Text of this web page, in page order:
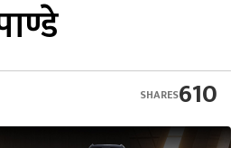
610
SHARES